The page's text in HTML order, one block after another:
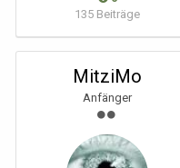
135 Beiträge
MitziMo
Anfänger